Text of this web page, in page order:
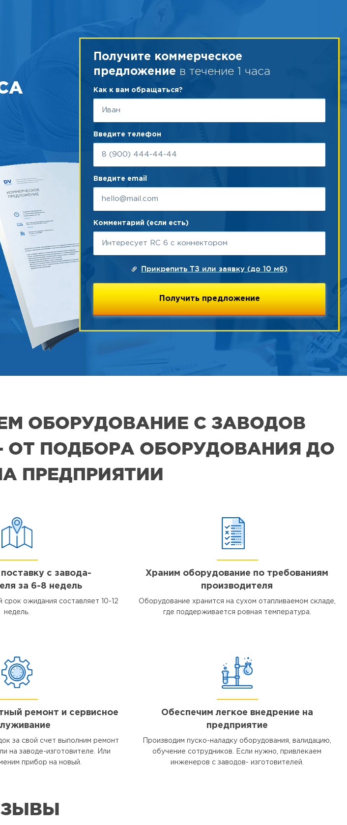
Получите коммерческое
предложение в течение 1 часа
Как к вам обращаться?
Введите телефон
Введите email
Комментарий (если есть)
Прикрепить ТЗ или заявку (до 10 мб)
ОБОРУДОВАНИЕ С ЗАВОДОВ
ОТ ПОДБОРА ОБОРУДОВАНИЯ ДО
ПРЕДПРИЯТИИ
с завода-
за 6-8 недель
срок ожидания составляет 10-12
недель.
Храним оборудование по требованиям
производителя
Оборудование хранится на сухом отапливаемом складе,
где поддерживается ровная температура.
ремонт и сервисное
за свой счет выполним ремонт
на заводе-изготовителе. Или
прибор на новый.
Обеспечим легкое внедрение на
предприятие
Производим пуско-наладку оборудования, валидацию,
обучение сотрудников. Если нужно, привлекаем
инженеров с заводов- изготовителей.